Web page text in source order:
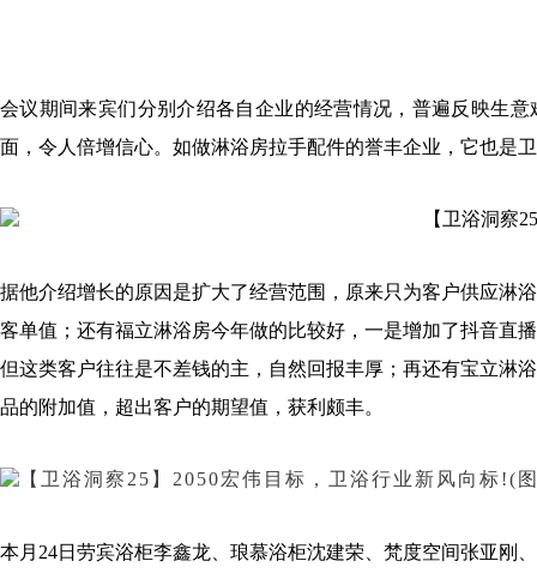
会议期间来宾们分别介绍各自企业的经营情况，普遍反映生
面，令人倍增信心。如做淋浴房拉手配件的誉丰企业，它也是
据他介绍增长的原因是扩大了经营范围，原来只为客户供应淋
客单值；还有福立淋浴房今年做的比较好，一是增加了抖音直
但这类客户往往是不差钱的主，自然回报丰厚；再还有宝立淋
品的附加值，超出客户的期望值，获利颇丰。
本月24日劳宾浴柜李鑫龙、琅慕浴柜沈建荣、梵度空间张亚刚